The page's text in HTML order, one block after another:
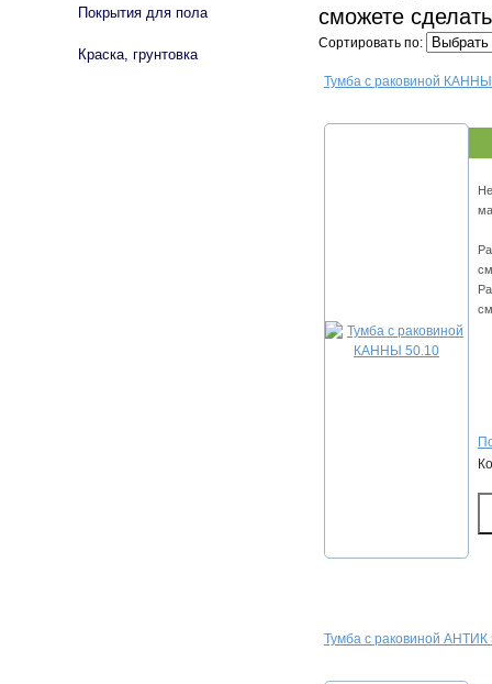
сможете
Сортировать по:
Тумба с раковиной
Тумба с раковиной АНТИК
Покрытия для пола
Краска, грунтовка